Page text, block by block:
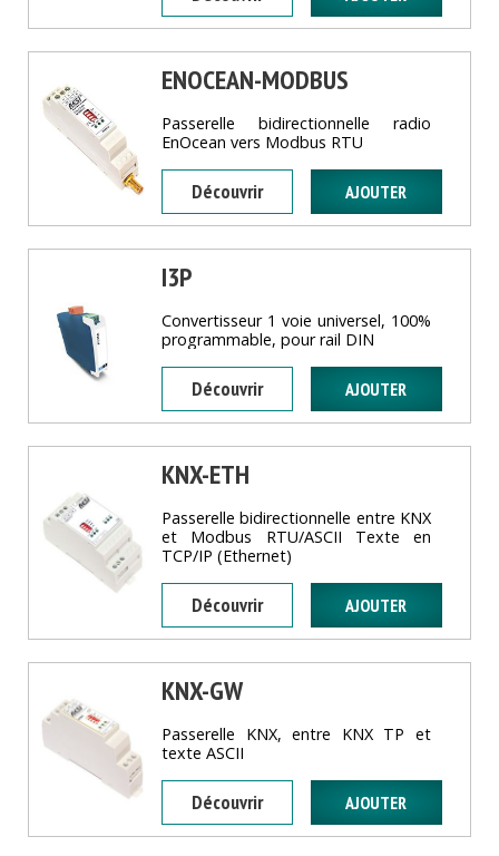
ENOCEAN-MODBUS
Passerelle bidirectionnelle radio
EnOcean vers Modbus RTU
Découvrir
I3P
Convertisseur 1 voie universel, 100%
programmable, pour rail DIN
Découvrir
KNX-ETH
Passerelle bidirectionnelle entre KNX
et Modbus RTU/ASCII Texte en
TCP/IP (Ethernet)
Découvrir
KNX-GW
Passerelle KNX, entre KNX TP et
texte ASCII
Découvrir